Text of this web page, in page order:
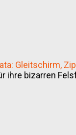
Gleitschirm,
ihre bizarren